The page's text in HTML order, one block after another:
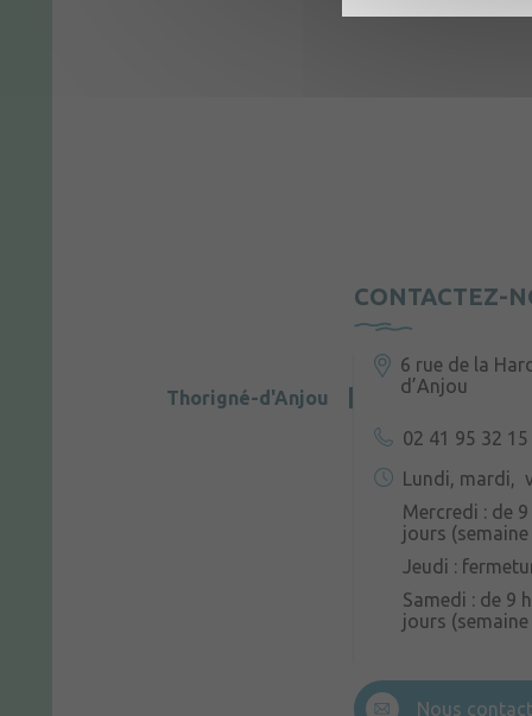
CONTACTEZ-
Thorigné-d'Anjou
6 rue de la
d’Anjou
02 41 95 32 15
Lundi, mardi,
Mercredi : de
jours (semaine
Jeudi :
Samedi : de 9
jours
Nous